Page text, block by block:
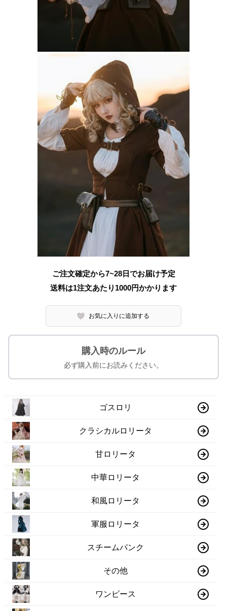
ご注文確定から7~28日でお届け予定
送料は1注文あたり 1000円かかります
お気に入りに追加する
購入時のルール
必ず購入前にお読みください。
ゴスロリ
クラシカルロリータ
甘ロリータ
中華ロリータ
和風ロリータ
軍服ロリータ
スチームパンク
その他
ワンピース